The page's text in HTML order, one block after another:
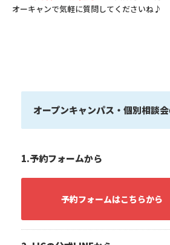
オーキャンで気軽に質問してくださいね♪
オープンキャンパス・個別相談
1.予約フォームから
予約フォームはこちらから